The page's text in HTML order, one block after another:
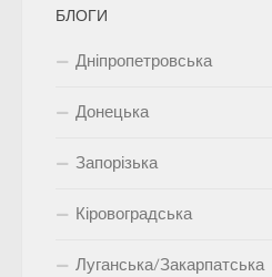
БЛОГИ
Дніпропетровська
Донецька
Запорізька
Кіровоградська
Луганська/Закарпатська